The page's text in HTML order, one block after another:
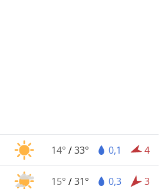
14° /33° 0,1 4
15° /31° 0,3 3